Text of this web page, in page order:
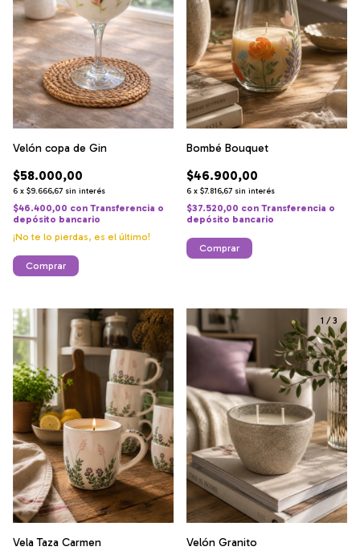
Velón copa de Gin
$58.000,00
6 x $9.666,67 sin interés
$46.400,00 con Transferencia o
depósito bancario
¡No te lo pierdas, es el último!
Comprar
Bombé Bouquet
$46.900,00
6 x $7.816,67 sin interés
$37.520,00 con Transferencia o
depósito bancario
Comprar
1/3
Vela Taza Carmen
1 /3
Velón Granito